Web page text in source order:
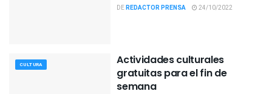
DEREDACTOR PRENSA 24/10/2022
CULTURA
Actividades culturales
gratuitas para el fin de
semana